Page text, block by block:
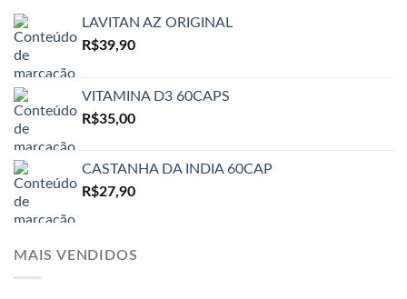
LAVITAN AZ ORIGINAL
R$39,90
VITAMINA D3 60CAPS
R$35,00
CASTANHA DA INDIA 60CAP
R$27,90
MAIS VENDIDOS